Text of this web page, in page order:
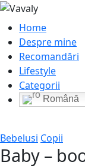
Home
Despre mine
Recomandări
Lifestyle
Categorii
Română
Bebelusi Copii
Baby –